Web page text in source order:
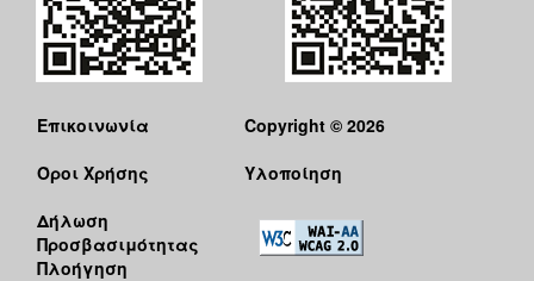
Επικοινωνία
Όροι Χρήσης
Δήλωση
Προσβασιμότητας
Πλοήγηση
Copyright © 2026
Υλοποίηση